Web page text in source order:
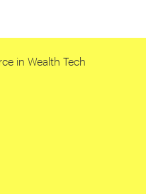
in Wealth Tech